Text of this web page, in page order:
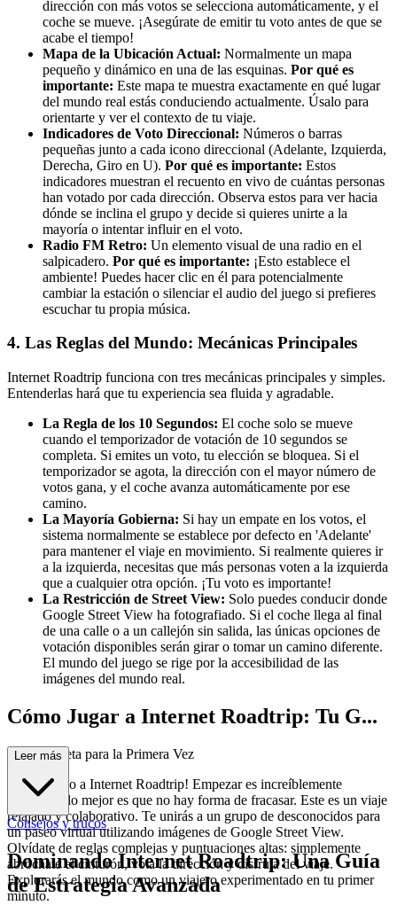
dirección con más votos se selecciona automáticamente, y el
coche se mueve. ¡Asegúrate de emitir tu voto antes de que se
acabe el tiempo!
Mapa de la Ubicación Actual: Normalmente un mapa
pequeño y dinámico en una de las esquinas. Por qué es
importante: Este mapa te muestra exactamente en qué lugar
del mundo real estás conduciendo actualmente. Úsalo para
orientarte y ver el contexto de tu viaje.
Indicadores de Voto Direccional: Números o barras
pequeñas junto a cada icono direccional (Adelante, Izquierda,
Derecha, Giro en U). Por qué es importante: Estos
indicadores muestran el recuento en vivo de cuántas personas
han votado por cada dirección. Observa estos para ver hacia
dónde se inclina el grupo y decide si quieres unirte a la
mayoría o intentar influir en el voto.
Radio FM Retro: Un elemento visual de una radio en el
salpicadero. Por qué es importante: ¡Esto establece el
ambiente! Puedes hacer clic en él para potencialmente
cambiar la estación o silenciar el audio del juego si prefieres
escuchar tu propia música.
4. Las Reglas del Mundo: Mecánicas Principales
Internet Roadtrip funciona con tres mecánicas principales y simples.
Entenderlas hará que tu experiencia sea fluida y agradable.
La Regla de los 10 Segundos: El coche solo se mueve
cuando el temporizador de votación de 10 segundos se
completa. Si emites un voto, tu elección se bloquea. Si el
temporizador se agota, la dirección con el mayor número de
votos gana, y el coche avanza automáticamente por ese
camino.
La Mayoría Gobierna: Si hay un empate en los votos, el
sistema normalmente se establece por defecto en 'Adelante'
para mantener el viaje en movimiento. Si realmente quieres ir
a la izquierda, necesitas que más personas voten a la izquierda
que a cualquier otra opción. ¡Tu voto es importante!
La Restricción de Street View: Solo puedes conducir donde
Google Street View ha fotografiado. Si el coche llega al final
de una calle o a un callejón sin salida, las únicas opciones de
votación disponibles serán girar o tomar un camino diferente.
El mundo del juego se rige por la accesibilidad de las
imágenes del mundo real.
Cómo Jugar a Internet Roadtrip: Tu G...
uía Completa para la Primera Vez
¡Bienvenido a Internet Roadtrip! Empezar es increíblemente
sencillo, y lo mejor es que no hay forma de fracasar. Este es un viaje
relajado y colaborativo. Te unirás a un grupo de desconocidos para
un paseo virtual utilizando imágenes de Google Street View.
Olvídate de reglas complejas y puntuaciones altas: simplemente
abróchate el cinturón, vota la dirección y disfruta del viaje.
Explorarás el mundo como un viajero experimentado en tu primer
minuto.
Leer más
Consejos y trucos
Dominando Internet Roadtrip: Una Guía
de Estrategia Avanzada